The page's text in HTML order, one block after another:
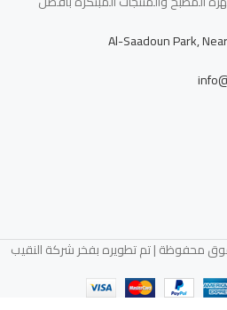
Al-Saadoun Park,